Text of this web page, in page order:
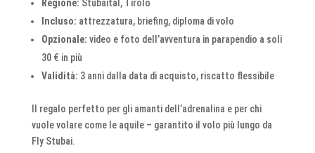
Regione: Stubaital, Tirolo
Incluso: attrezzatura, briefing, diploma di volo
Opzionale: video e foto dell’avventura in parapendio a soli
30 € in più
Validità: 3 anni dalla data di acquisto, riscatto flessibile
Il regalo perfetto per gli amanti dell’adrenalina e per chi
vuole volare come le aquile – garantito il volo più lungo da
Fly Stubai.